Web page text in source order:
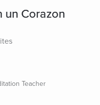
un Corazon
Teacher